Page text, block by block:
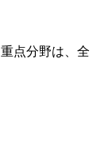
点分野は、全